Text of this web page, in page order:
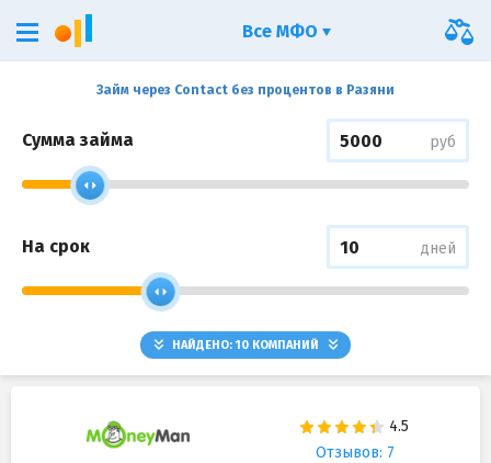
Займ через Contact без процентов в Разяни
Сумма займа руб
На срок дней
НАЙДЕНО:10 КОМПАНИЙ
Отзывов: 7
Все МФО